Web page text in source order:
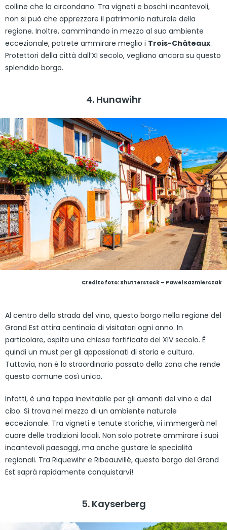
colline che la circondano. Tra vigneti e boschi incantevoli,
non si può che apprezzare il patrimonio naturale della
regione. Inoltre, camminando in mezzo al suo ambiente
eccezionale, potrete ammirare meglio i Trois-Châteaux.
Protettori della città dall’XI secolo, vegliano ancora su questo
splendido borgo.
4. Hunawihr
Credito foto: Shutterstock – Pawel Kazmierczak
Al centro della strada del vino, questo borgo nella regione del
Grand Est attira centinaia di visitatori ogni anno. In
particolare, ospita una chiesa fortificata del XIV secolo. È
quindi un must per gli appassionati di storia e cultura.
Tuttavia, non è lo straordinario passato della zona che rende
questo comune così unico.
Infatti, è una tappa inevitabile per gli amanti del vino e del
cibo. Si trova nel mezzo di un ambiente naturale
eccezionale. Tra vigneti e tenute storiche, vi immergerà nel
cuore delle tradizioni locali. Non solo potrete ammirare i suoi
incantevoli paesaggi, ma anche gustare le specialità
regionali. Tra Riquewihr e Ribeauvillé, questo borgo del Grand
Est saprà rapidamente conquistarvi!
5. Kayserberg